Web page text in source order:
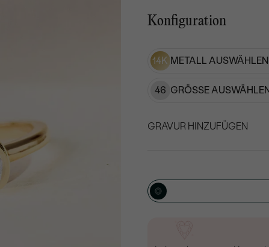
Konfiguration
14K METALL
46 GRÖSSE
GRAVUR HINZUFÜGEN
Geben Sie Initialen/Text
15/ 15 ZEICHEN